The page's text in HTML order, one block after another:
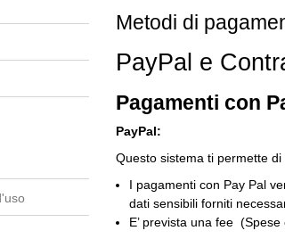
Metodi di
PayPal e
Pagamenti con
PayPal:
Questo sistema ti permette
I pagamenti con Pay Pal
dati sensibili forniti
E’ prevista una fee (Spese